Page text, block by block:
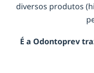
diversos produtos
É a Odontoprev